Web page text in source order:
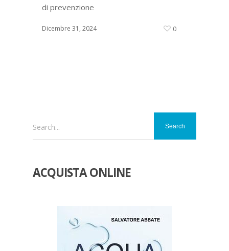
di prevenzione
Dicembre 31, 2024 0
Search...
ACQUISTA ONLINE